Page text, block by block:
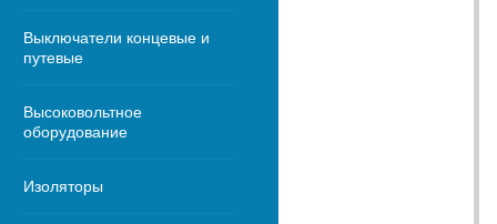
Выключатели концевые и
путевые
Высоковольтное
оборудование
Изоляторы